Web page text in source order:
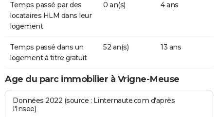
Temps passé par des
locataires HLM dans leur
logement
0 an(s) 4 ans
Temps passé dans un
logement à titre gratuit
52 an(s) 13 ans
Age du parc immobilier à Vrigne-Meuse
Données 2022 (source : Linternaute.com d'après
l'Insee)